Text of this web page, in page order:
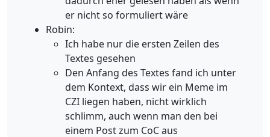
er nicht so formuliert wäre
Robin:
Ich habe nur die ersten Zeilen des
Textes gesehen
Den Anfang des Textes fand ich unter
dem Kontext, dass wir ein Meme im
CZI liegen haben, nicht wirklich
schlimm, auch wenn man den bei
einem Post zum CoC aus